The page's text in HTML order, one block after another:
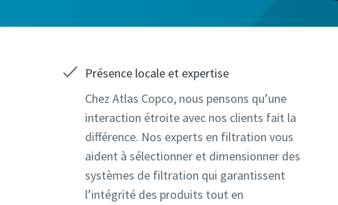
Présence locale et expertise
Chez Atlas Copco, nous pensons qu’une
interaction étroite avec nos clients fait la
différence. Nos experts en filtration vous
aident à sélectionner et dimensionner des
systèmes de filtration qui garantissent
l’intégrité des produits tout en